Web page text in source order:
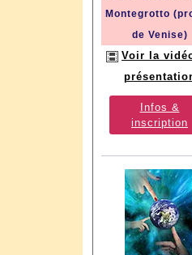
Montegrotto
de Venise)
Voir la
Infos &
inscription